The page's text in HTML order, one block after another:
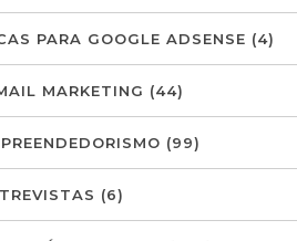
PARA GOOGLE ADSENSE (4)
MARKETING (44)
(99)
(6)